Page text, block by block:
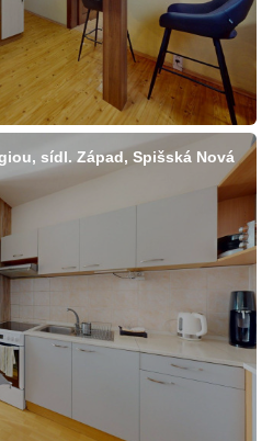
sídl. Západ, Spišská Nová